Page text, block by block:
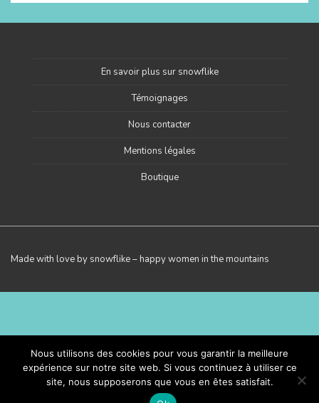
En savoir plus sur snowflike
Témoignages
Nous contacter
Mentions légales
Boutique
Made with love by snowflike – happy women in the mountains
Nous utilisons des cookies pour vous garantir la meilleure
expérience sur notre site web. Si vous continuez à utiliser ce
site, nous supposerons que vous en êtes satisfait.